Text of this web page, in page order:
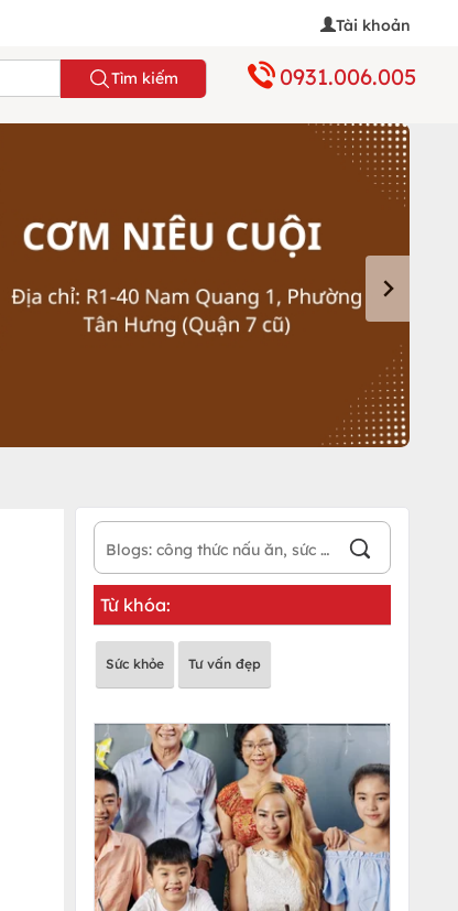
Tài khoản
Tìm kiếm 0931.006.005
Từ khóa:
Sức khỏe Tư vấn đẹp